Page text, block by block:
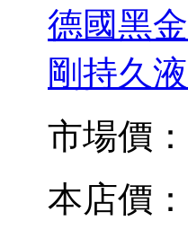
德國黑
剛持久
市場價：
本店價：